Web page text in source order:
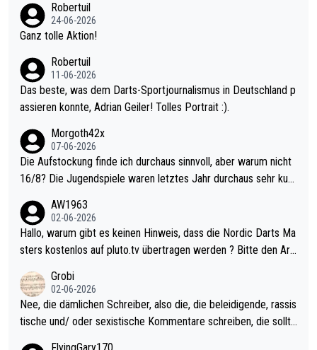
mal 40+ erst recht. Da gewinnst keinen Blumentopf - ist ja noc
h krasser wie ein Pokalspiel eines Kreisligisten vs einem Bund
Robertuil
24-06-2026
Ganz tolle Aktion!
Robertuil
11-06-2026
Das beste, was dem Darts-Sportjournalismus in Deutschland p
assieren konnte, Adrian Geiler! Tolles Portrait :).
Morgoth42x
07-06-2026
Die Aufstockung finde ich durchaus sinnvoll, aber warum nicht
16/8? Die Jugendspiele waren letztes Jahr durchaus sehr kurz
Allerdings ist Mitchell Lawrie als Nummer 1 der Welt eh qualifi
ziert. Somit ändert die automatische Qualifikation des Weltmei
sters erstmal nichts. Ich denke sie wollen damit für nächstes J
ohl wenig WDF Turniere spielen. Dies war bei Archie Self letzt
es Jahr der Fall. Er musste als amtierender Weltmeister durch
den Qualifier und ich glaube kaum, dass Mitchel sich das (in Ve
gas) antun würde, wenn er doch eigentlich die PDC-WM als Zi
AW1963
02-06-2026
Hallo, warum gibt es keinen Hinweis, dass die Nordic Darts Ma
sters kostenlos auf pluto.tv übertragen werden ? Bitte den Arti
Grobi
02-06-2026
Nee, die dämlichen Schreiber, also die, die beleidigende, rassis
tische und/ oder sexistische Kommentare schreiben, die sollte